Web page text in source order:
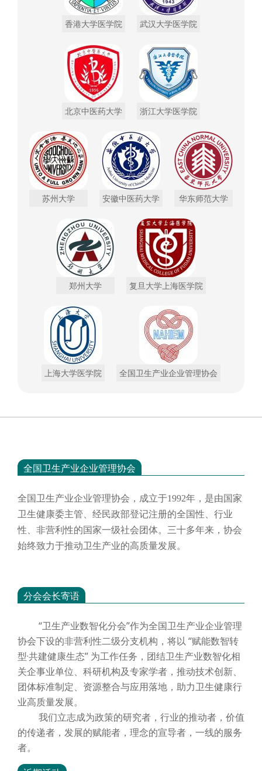
香港大学医学院 武汉大学医学院
北京中医药大学 浙江大学医学院
苏州大学 安徽中医药大学 华东师范大学
郑州大学 复旦大学上海医学院
上海大学医学院 全国卫生产业企业管理协会
全国卫生产业企业管理协会
全国卫生产业企业管理协会，成立于1992年，是由国家
卫生健康委主管、经民政部登记注册的全国性、行业
性、非营利性的国家一级社会团体。三十多年来，协会
始终致力于推动卫生产业的高质量发展。
分会会长寄语
“卫生产业数智化分会”作为全国卫生产业企业管理
协会下设的非营利性二级分支机构，将以 “赋能数智转
型·共建健康生态” 为工作任务，团结卫生产业数智化相
关企事业单位、科研机构及专家学者，推动技术创新、
团体标准制定、资源整合与应用落地，助力卫生健康行
业高质量发展。
我们立志成为政策的研究者，行业的推动者，价值
的传递者，发展的赋能者，理念的宣导者，一线的服务
者。